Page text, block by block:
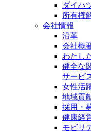
ダイハ
所有権
会社情報
沿革
会社概
わたし
健全な
サービ
女性活
地域貢
採用・
健康経
モビリ